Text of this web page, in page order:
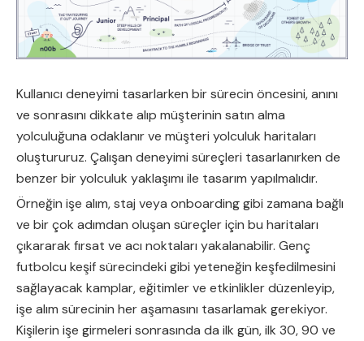
Kullanıcı deneyimi tasarlarken bir sürecin öncesini, anını
ve sonrasını dikkate alıp müşterinin satın alma
yolculuğuna odaklanır ve müşteri yolculuk haritaları
oluştururuz. Çalışan deneyimi süreçleri tasarlanırken de
benzer bir yolculuk yaklaşımı ile tasarım yapılmalıdır.
Örneğin işe alım, staj veya onboarding gibi zamana bağlı
ve bir çok adımdan oluşan süreçler için bu haritaları
çıkararak fırsat ve acı noktaları yakalanabilir. Genç
futbolcu keşif sürecindeki gibi yeteneğin keşfedilmesini
sağlayacak kamplar, eğitimler ve etkinlikler düzenleyip,
işe alım sürecinin her aşamasını tasarlamak gerekiyor.
Kişilerin işe girmeleri sonrasında da ilk gün, ilk 30, 90 ve